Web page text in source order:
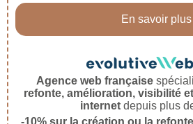
En savoir plus
Agence web française
refonte, amélioration, visibilité
internet depuis plus